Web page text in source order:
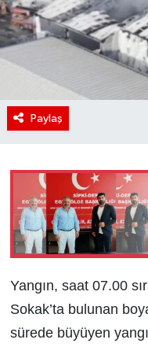
Paylaş
Yangın, saat 07.00
Sokak’ta bulunan
sürede büyüyen